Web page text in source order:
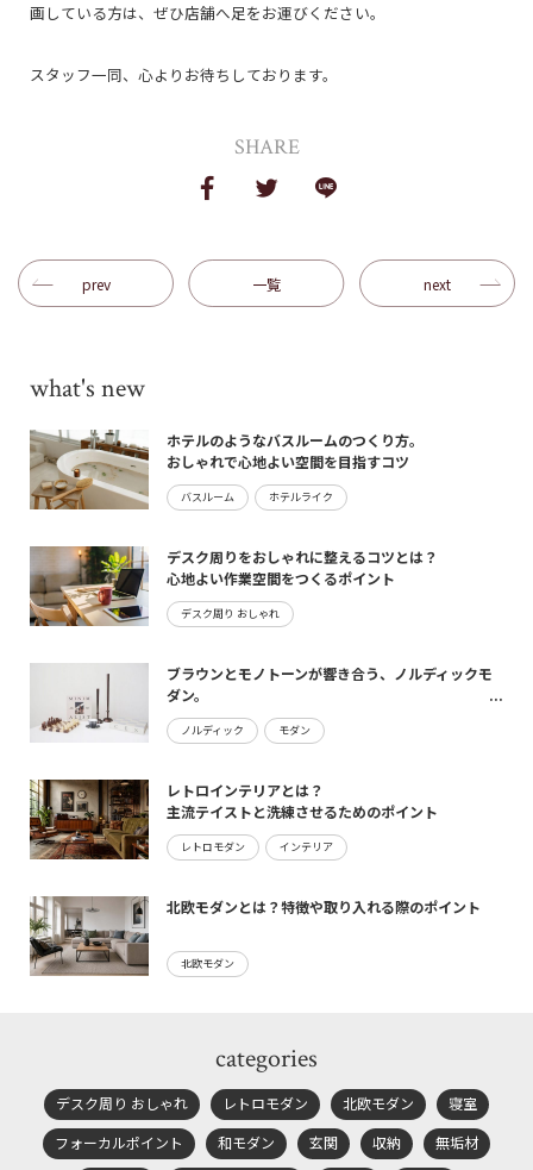
画している方は、ぜひ店舗へ足をお運びください。
スタッフ一同、心よりお待ちしております。
SHARE
prev next
一覧
what's new
ホテルのようなバスルームのつくり方。
おしゃれで心地よい空間を目指すコツ
バスルーム ホテルライク
デスク周りをおしゃれに整えるコツとは？
心地よい作業空間をつくるポイント
デスク周り おしゃれ
ブラウンとモノトーンが響き合う、ノルディックモ
ダン。
maturite新作のご案内
ノルディック モダン
レトロインテリアとは？
主流テイストと洗練させるためのポイント
レトロモダン インテリア
北欧モダンとは？特徴や取り入れる際のポイント
北欧モダン
categories
デスク周り おしゃれ レトロモダン 北欧モダン
寝室
フォーカルポイント
和モダン 玄関 収納
無垢材